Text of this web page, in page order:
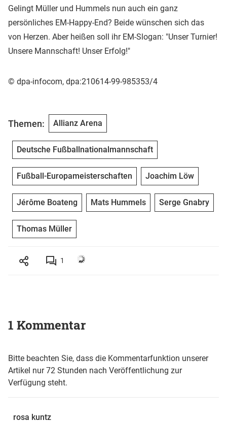
Gelingt Müller und Hummels nun auch ein ganz
persönliches EM-Happy-End? Beide wünschen sich das
von Herzen. Aber heißen soll ihr EM-Slogan: "Unser Turnier!
Unsere Mannschaft! Unser Erfolg!"
© dpa-infocom, dpa:210614-99-985353/4
Themen: Allianz Arena
Deutsche Fußballnationalmannschaft
Fußball-Europameisterschaften Joachim Löw
Jérôme Boateng Mats Hummels Serge Gnabry
Thomas Müller
1
1 Kommentar
Bitte beachten Sie, dass die Kommentarfunktion unserer
Artikel nur 72 Stunden nach Veröffentlichung zur
Verfügung steht.
rosa kuntz